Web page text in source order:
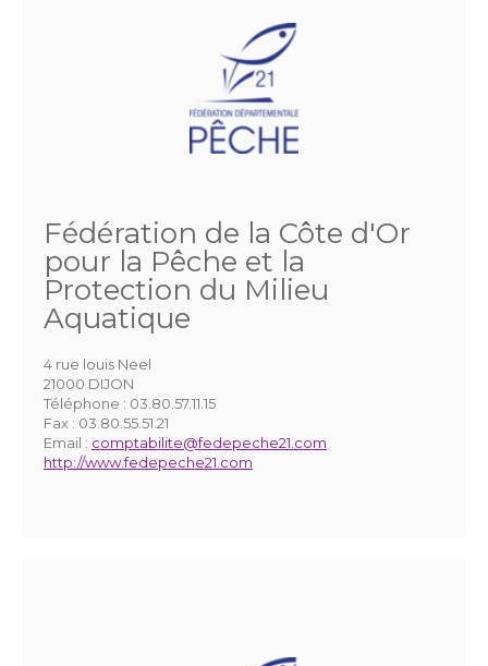
Fédération de la Côte d'Or
pour la Pêche et la
Protection du Milieu
Aquatique
4 rue louis Neel
21000 DIJON
Téléphone : 03.80.57.11.15
Fax : 03.80.55.51.21
Email : comptabilite@fedepeche21.com
http://www.fedepeche21.com